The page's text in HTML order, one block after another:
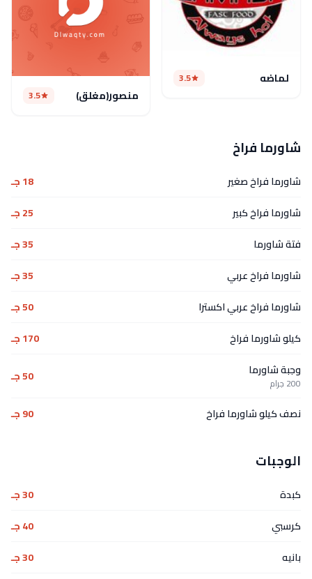
لماضه 3.5
منصور(مغلق) 3.5
شاورما فراخ
شاورما فراخ صغير
18 جـ
شاورما فراخ كبير
25 جـ
فتة شاورما
35 جـ
شاورما فراخ عربي
35 جـ
شاورما فراخ عربي اكسترا
50 جـ
كيلو شاورما فراخ
170 جـ
وجبة شاورما
200 جرام 50 جـ
نصف كيلو شاورما فراخ 90 جـ
الوجبات
كبدة
30 جـ
كرسبي
40 جـ
بانيه
30 جـ